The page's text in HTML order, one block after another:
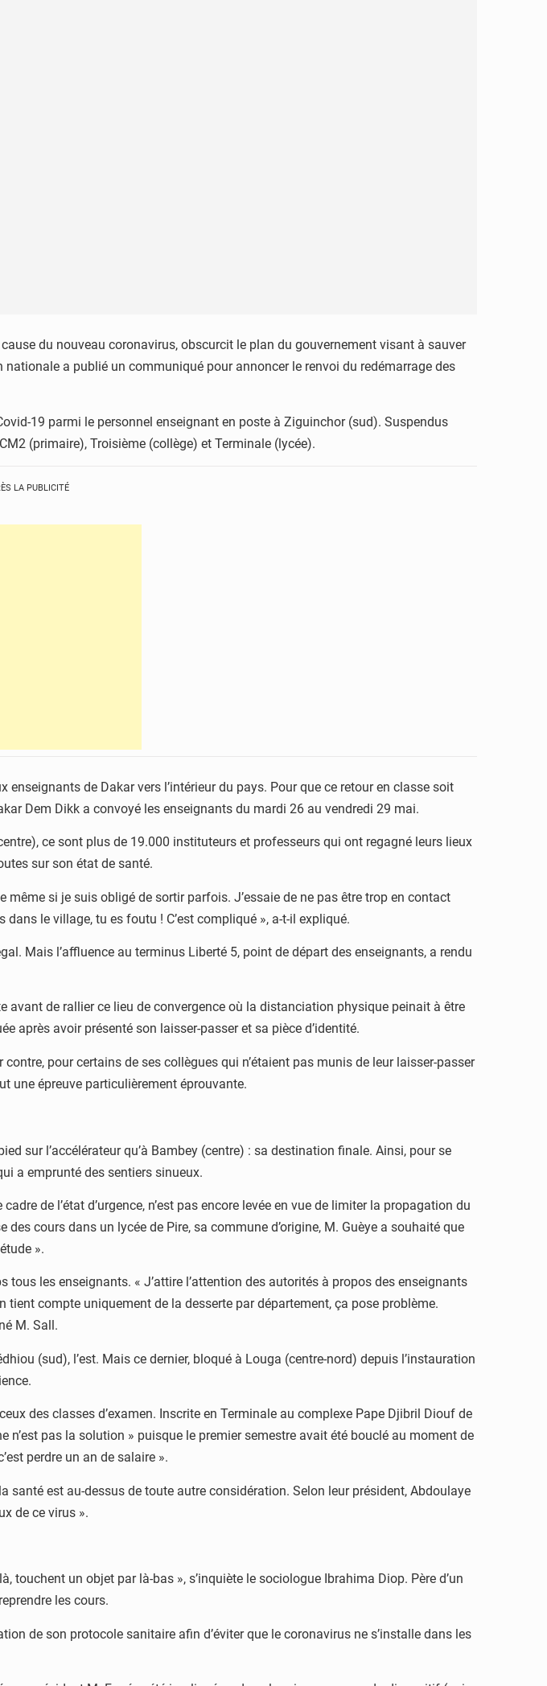
du nouveau coronavirus, obscurcit le plan du gouvernement visant à sauver
a publié un communiqué pour annoncer le renvoi du redémarrage des
19 parmi le personnel enseignant en poste à Ziguinchor (sud). Suspendus
(primaire), Troisième (collège) et Terminale (lycée).
LA PUBLICITÉ
de Dakar vers l’intérieur du pays. Pour que ce retour en classe soit
Dem Dikk a convoyé les enseignants du mardi 26 au vendredi 29 mai.
ce sont plus de 19.000 instituteurs et professeurs qui ont regagné leurs lieux
sur son état de santé.
si je suis obligé de sortir parfois. J’essaie de ne pas être trop en contact
dans le village, tu es foutu ! C’est compliqué », a-t-il expliqué.
Mais l’affluence au terminus Liberté 5, point de départ des enseignants, a rendu
de rallier ce lieu de convergence où la distanciation physique peinait à être
après avoir présenté son laisser-passer et sa pièce d’identité.
pour certains de ses collègues qui n’étaient pas munis de leur laisser-passer
une épreuve particulièrement éprouvante.
sur l’accélérateur qu’à Bambey (centre) : sa destination finale. Ainsi, pour se
a emprunté des sentiers sinueux.
de l’état d’urgence, n’est pas encore levée en vue de limiter la propagation du
cours dans un lycée de Pire, sa commune d’origine, M. Guèye a souhaité que
».
les enseignants. « J’attire l’attention des autorités à propos des enseignants
compte uniquement de la desserte par département, ça pose problème.
M. Sall.
(sud), l’est. Mais ce dernier, bloqué à Louga (centre-nord) depuis l’instauration
des classes d’examen. Inscrite en Terminale au complexe Pape Djibril Diouf de
n’est pas la solution » puisque le premier semestre avait été bouclé au moment de
perdre un an de salaire ».
santé est au-dessus de toute autre considération. Selon leur président, Abdoulaye
de ce virus ».
un objet par là-bas », s’inquiète le sociologue Ibrahima Diop. Père d’un
les cours.
de son protocole sanitaire afin d’éviter que le coronavirus ne s’installe dans les